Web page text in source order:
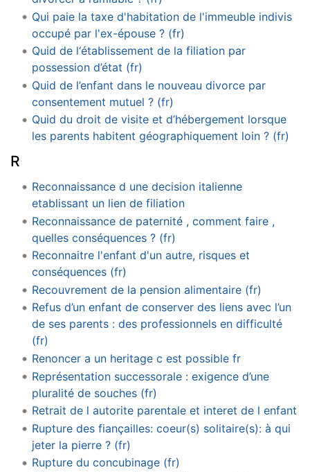
Qui paie la taxe d'habitation de l'immeuble indivis
occupé par l'ex-épouse ? (fr)
Quid de l‘établissement de la filiation par
possession d’état (fr)
Quid de l’enfant dans le nouveau divorce par
consentement mutuel ? (fr)
Quid du droit de visite et d’hébergement lorsque
les parents habitent géographiquement loin ? (fr)
R
Reconnaissance d une decision italienne
etablissant un lien de filiation
Reconnaissance de paternité , comment faire ,
quelles conséquences ? (fr)
Reconnaitre l'enfant d'un autre, risques et
conséquences (fr)
Recouvrement de la pension alimentaire (fr)
Refus d’un enfant de conserver des liens avec l’un
de ses parents : des professionnels en difficulté
(fr)
Renoncer a un heritage c est possible fr
Représentation successorale : exigence d’une
pluralité de souches (fr)
Retrait de l autorite parentale et interet de l enfant
Rupture des fiançailles: coeur(s) solitaire(s): à qui
jeter la pierre ? (fr)
Rupture du concubinage (fr)